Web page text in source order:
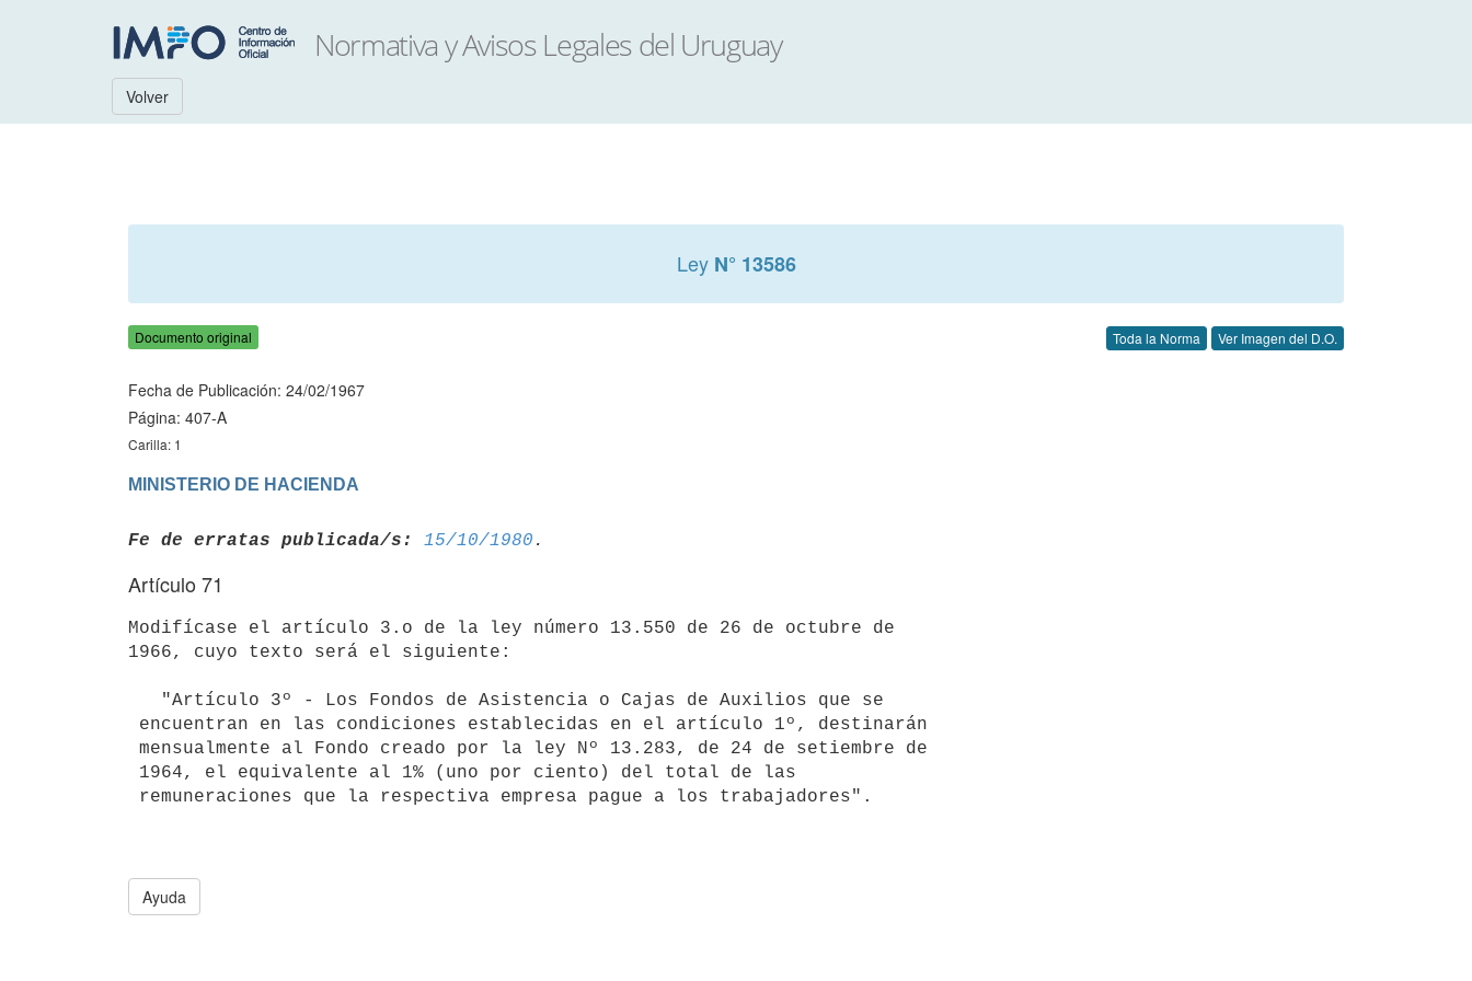
Volver
Ley N° 13586
Documento original Toda la Norma Ver Imagen del D.O.
Fecha de Publicación: 24/02/1967
Página: 407-A
Carilla: 1
MINISTERIO DE HACIENDA
Fe de erratas publicada/s: 15/10/1980
Artículo 71
Modifícase el artículo 3.o de la ley número 13.550 de 26 de octubre de
1966, cuyo texto será el siguiente:
Ayuda